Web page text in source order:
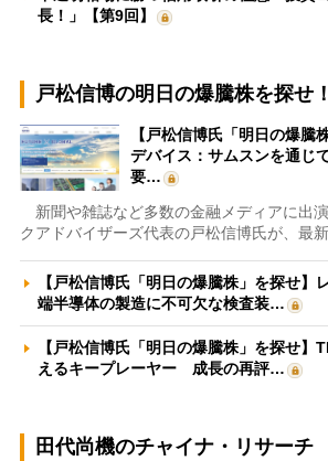
長！」【第9回】
戸松信博の明日の爆騰株を探せ！
【戸松信博氏「明日の爆騰
デバイス：サムスンを通じ
要…
新聞や雑誌など多数の金融メディアに出
クアドバイザーズ代表の戸松信博氏が、最
【戸松信博氏「明日の爆騰株」を探せ】
端半導体の製造に不可欠な検査装…
【戸松信博氏「明日の爆騰株」を探せ】
えるキープレーヤー 成長の再評…
田代尚機のチャイナ・リサーチ